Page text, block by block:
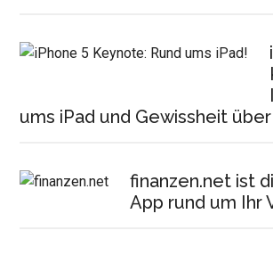
ums iPad und Gewissheit über
finanzen.net ist
App rund um Ihr